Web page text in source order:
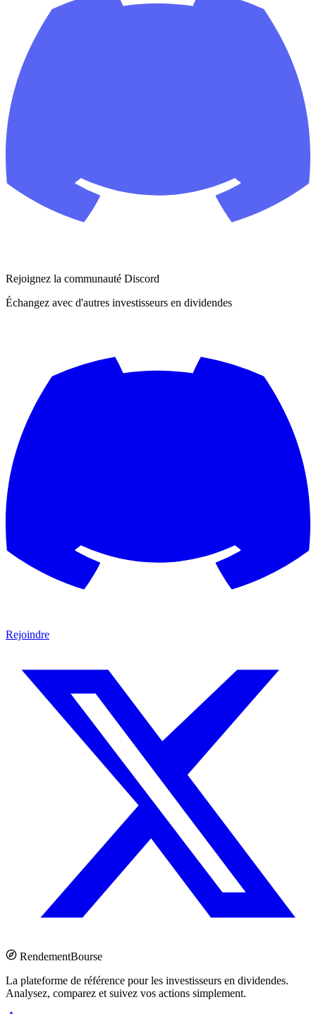
Rejoignez la communauté Discord
Échangez avec d'autres investisseurs en dividendes
Rejoindre
RendementBourse
La plateforme de référence pour les investisseurs en dividendes.
Analysez, comparez et suivez vos actions simplement.